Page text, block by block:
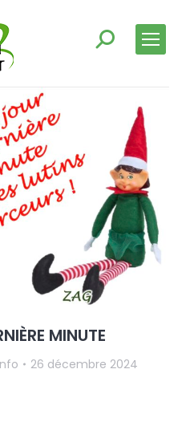
MINUTE
26 décembre 2024